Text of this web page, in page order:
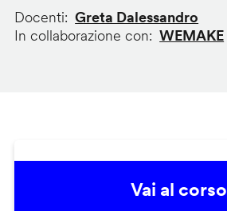
Docenti
Greta Dalessandro
In collaborazione con
WEMAKE
Vai al corso